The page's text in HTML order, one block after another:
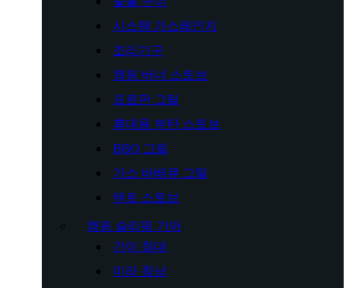
시스템 가스레인지
조리기구
캠핑 버너 스토브
프로판 그릴
휴대용 부탄 스토브
BBQ 그릴
가스 바베큐 그릴
텐트 스토브
캠핑 슬리핑 기어
간이 침대
미라 침낭